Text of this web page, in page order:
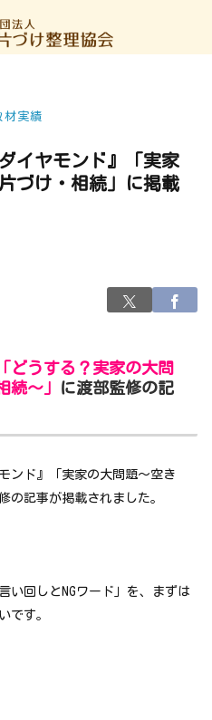
材実績
イヤモンド』「実家
づけ・相続」に掲載
「どうする？実家の大問
続～」
に渡部監修の記
ンド』「実家の大問題～空き
の記事が掲載されました。
い回しとNGワード」を、まずは
です。